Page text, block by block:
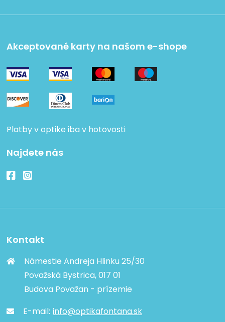
Akceptované karty na našom e-shope
Platby v optike iba v hotovosti
Najdete nás
Kontakt
Námestie Andreja Hlinku 25/30
Považská Bystrica, 017 01
Budova Považan - prízemie
E-mail: info@optikafontana.sk